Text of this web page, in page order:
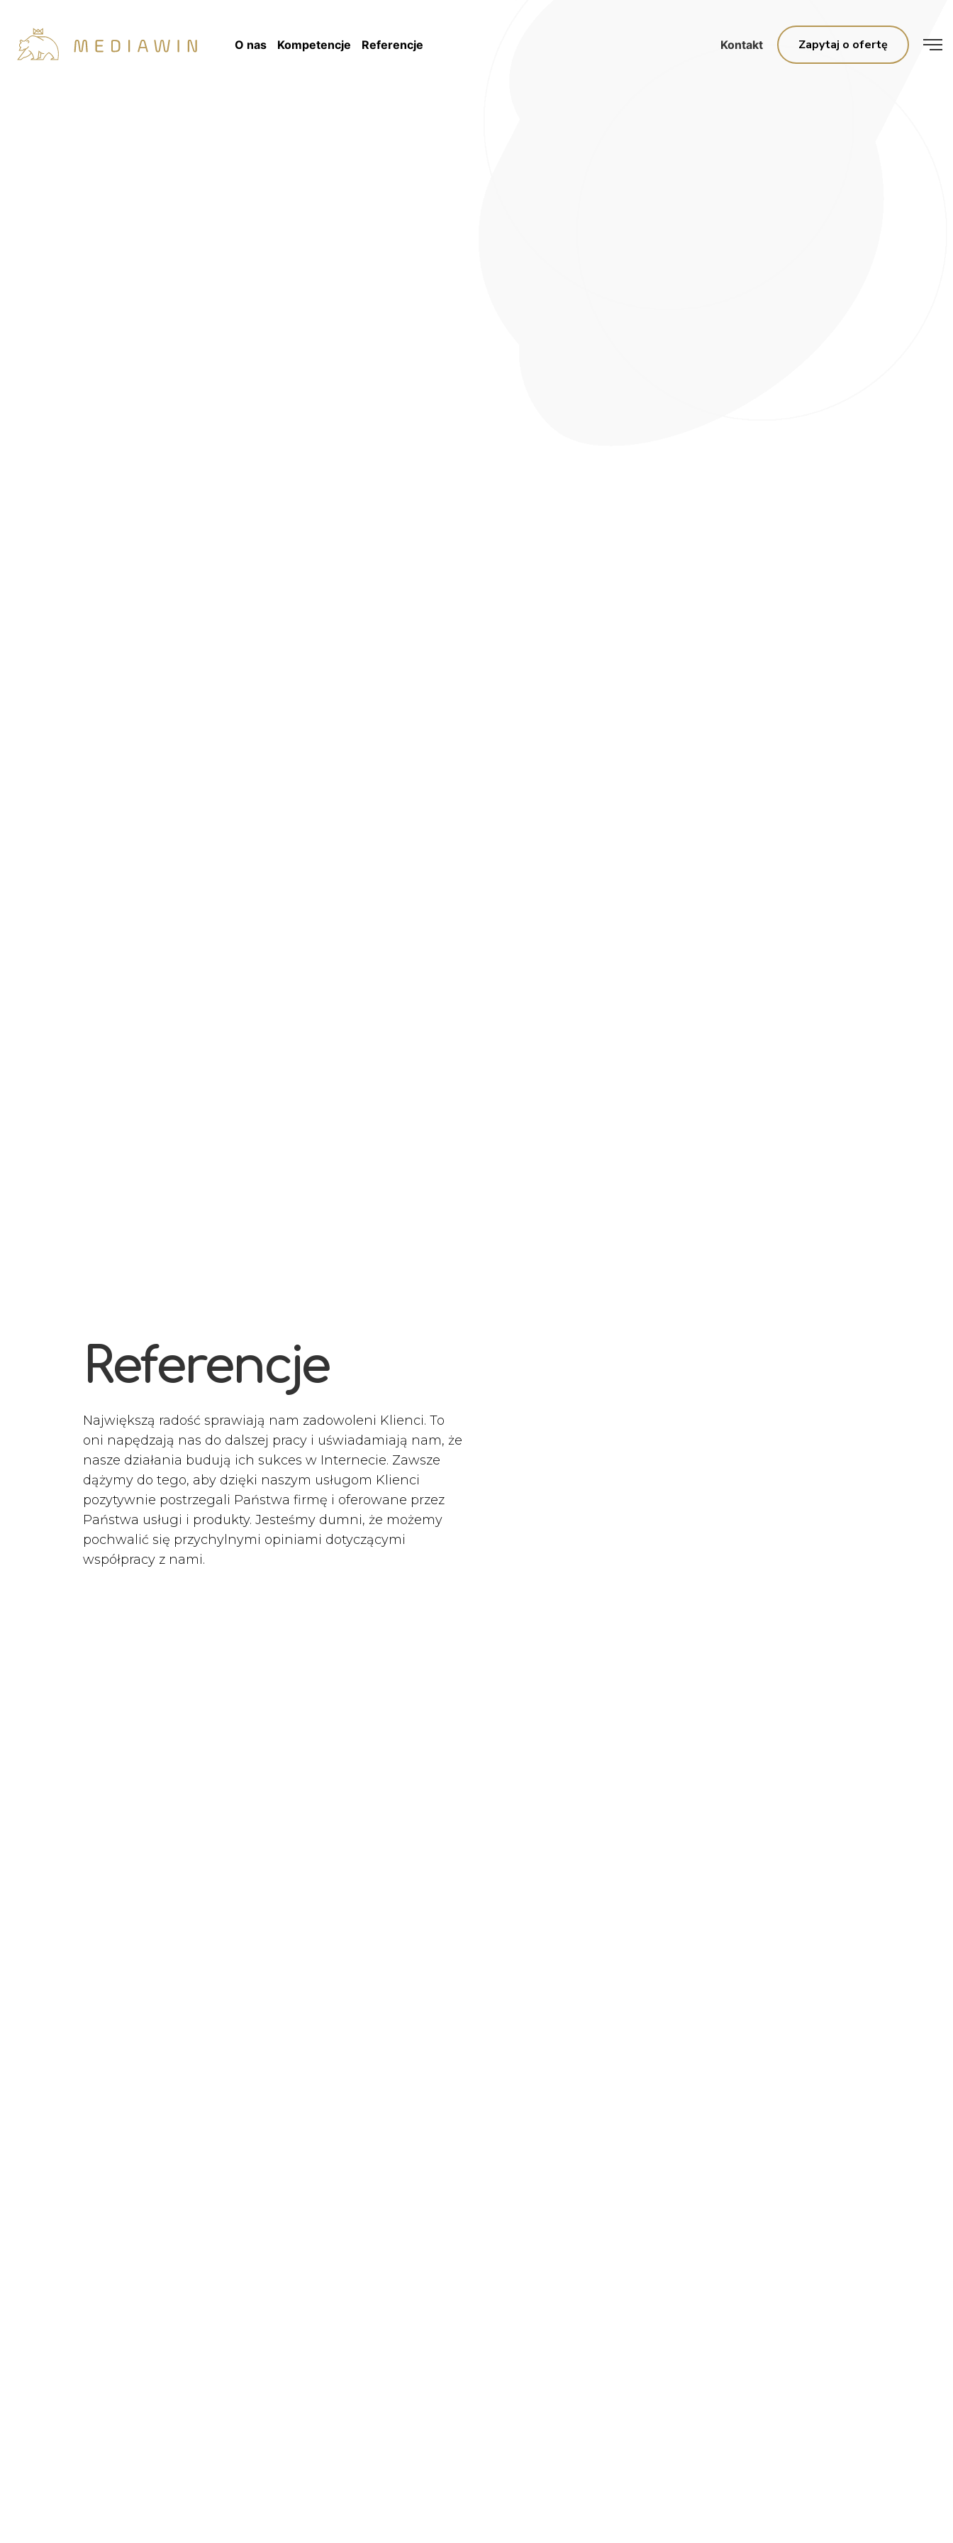
O nas Kompetencje Referencje Kontakt Zapytaj o ofertę
Referencje
Największą radość sprawiają nam zadowoleni Klienci. To
oni napędzają nas do dalszej pracy i uświadamiają nam, że
nasze działania budują ich sukces w Internecie. Zawsze
dążymy do tego, aby dzięki naszym usługom Klienci
pozytywnie postrzegali Państwa firmę i oferowane przez
Państwa usługi i produkty. Jesteśmy dumni, że możemy
pochwalić się przychylnymi opiniami dotyczącymi
współpracy z nami.